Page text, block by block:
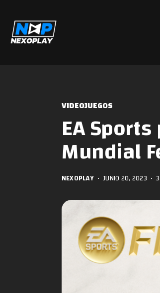
VIDEOJUEGOS
EA
Mundial
NEXOPLAY • JUNIO 20, 2023 •